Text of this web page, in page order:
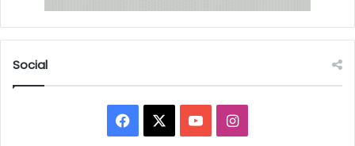
Social
Facebook YouTubeInstagram